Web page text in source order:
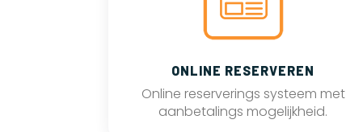
ONLINE RESERVEREN
Online reserverings systeem met
aanbetalings mogelijkheid.